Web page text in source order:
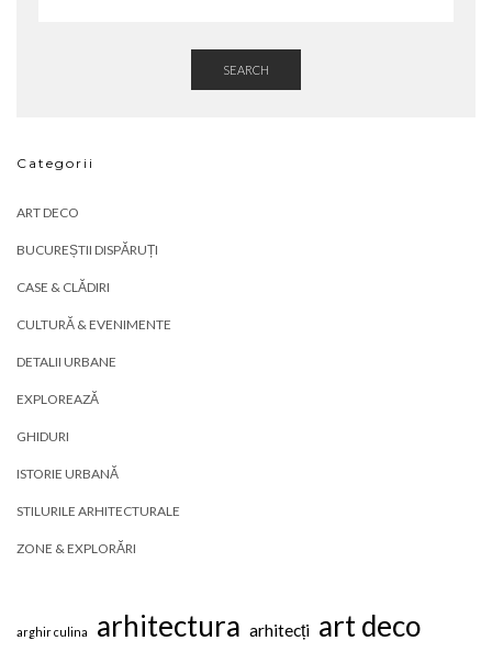
SEARCH
Categorii
ART DECO
BUCUREȘTII DISPĂRUȚI
CASE & CLĂDIRI
CULTURĂ & EVENIMENTE
DETALII URBANE
EXPLOREAZĂ
GHIDURI
ISTORIE URBANĂ
STILURILE ARHITECTURALE
ZONE & EXPLORĂRI
arghir culina arhitectura arhitecți art deco